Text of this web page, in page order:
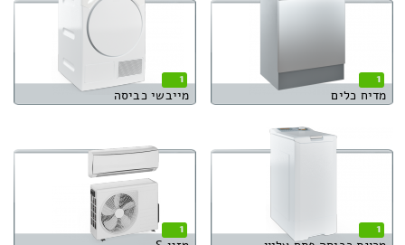
1
מדיח כלים
1
מייבשי כביסה
1
1